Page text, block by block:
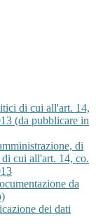
di cui all'art. 14,
(da pubblicare in
di
cui all'art. 14, co.
da
dei dati